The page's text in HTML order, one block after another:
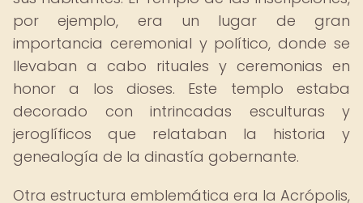
por ejemplo, era un lugar de gran
importancia ceremonial y político, donde se
llevaban a cabo rituales y ceremonias en
honor a los dioses. Este templo estaba
decorado con intrincadas esculturas y
jeroglíficos que relataban la historia y
genealogía de la dinastía gobernante.
Otra estructura emblemática era la Acrópolis,